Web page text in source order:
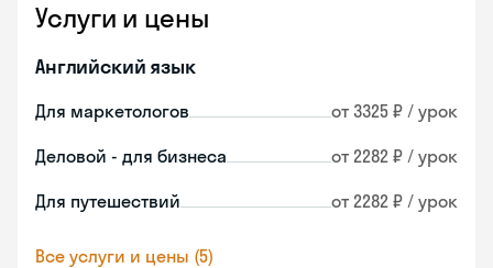
Услуги и цены
Английский язык
Для маркетологов от 3325 ₽ / урок
Деловой - для бизнеса от 2282 ₽ / урок
Для путешествий от 2282 ₽ / урок
Все услуги и цены (5)